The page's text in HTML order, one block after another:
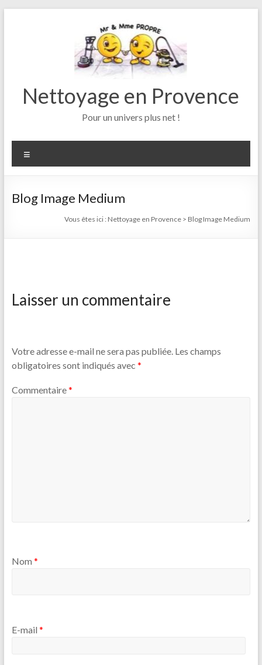
Nettoyage en Provence
Pour un univers plus net !
Blog Image Medium
Vous êtes ici : Nettoyage en Provence > Blog Image Medium
Laisser un commentaire
Votre adresse e-mail ne sera pas publiée. Les champs
obligatoires sont indiqués avec *
Commentaire*
Nom *
E-mail *